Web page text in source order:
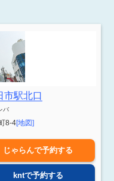
市駅北口
バ
8-4[地図]
じゃらんで予約する
kntで予約する